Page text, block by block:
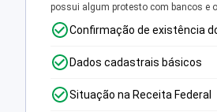
possui algum protesto com bancos e
Confirmação de existência
Dados cadastrais básicos
Situação na Receita Federal